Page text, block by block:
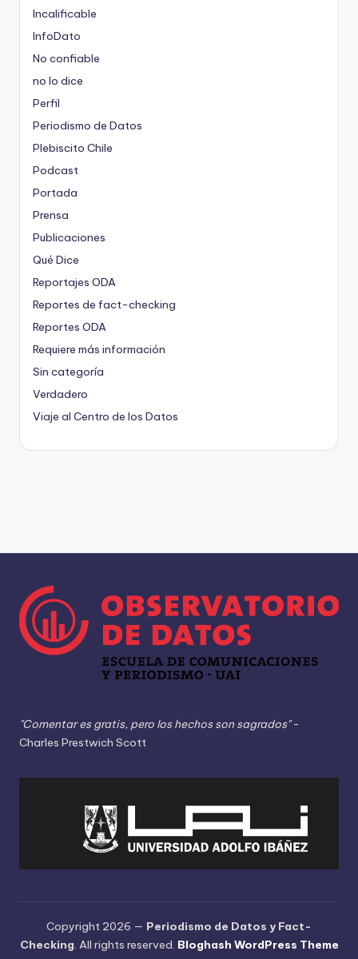
Incalificable
InfoDato
No confiable
no lo dice
Perfil
Periodismo de Datos
Plebiscito Chile
Podcast
Portada
Prensa
Publicaciones
Qué Dice
Reportajes ODA
Reportes de fact-checking
Reportes ODA
Requiere más información
Sin categoría
Verdadero
Viaje al Centro de los Datos
"Comentar es gratis, pero los hechos son sagrados"-
Charles Prestwich Scott
Copyright 2026 — Periodismo de Datos y Fact-
Checking. All rights reserved. Bloghash WordPress Theme